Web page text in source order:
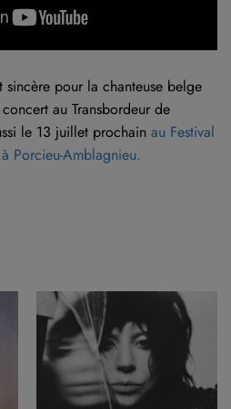
pour la chanteuse belge
au Transbordeur de
le 13 juillet prochain au Festival
Porcieu-Amblagnieu.